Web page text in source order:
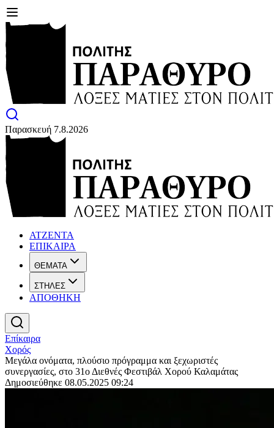
Παρασκευή 7.8.2026
ΑΤΖΕΝΤΑ
ΕΠΙΚΑΙΡΑ
ΘΕΜΑΤΑ
ΣΤΗΛΕΣ
ΑΠΟΘΗΚΗ
Επίκαιρα
Χορός
Μεγάλα ονόματα, πλούσιο πρόγραμμα και ξεχωριστές
συνεργασίες, στο 31ο Διεθνές Φεστιβάλ Χορού Καλαμάτας
Δημοσιεύθηκε 08.05.2025 09:24